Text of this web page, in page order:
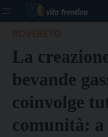
La
bevande
coinvolge
comunità: a